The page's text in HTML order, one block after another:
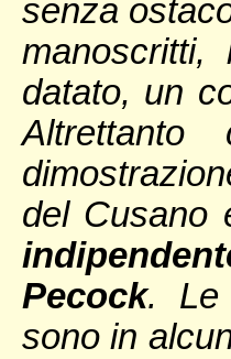
senza
datato, un
del Cusano
Pecock. Le
sono in